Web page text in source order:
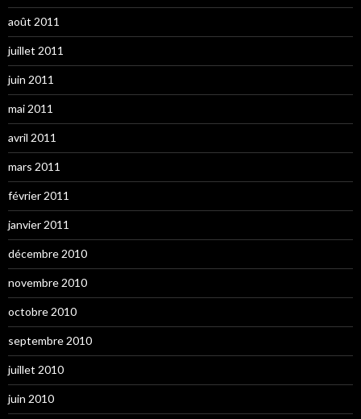
août 2011
juillet 2011
juin 2011
mai 2011
avril 2011
mars 2011
février 2011
janvier 2011
décembre 2010
novembre 2010
octobre 2010
septembre 2010
juillet 2010
juin 2010